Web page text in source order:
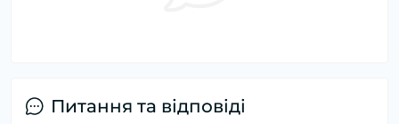
Питання та відповіді